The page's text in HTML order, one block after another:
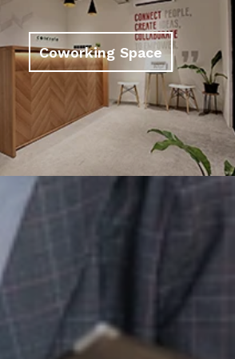
Coworking Space